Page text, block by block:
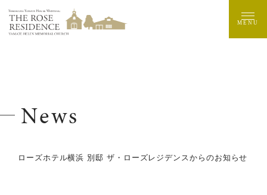
MENU
News
ローズホテル横浜 別邸 ザ・ローズレジデンスからのお知らせ